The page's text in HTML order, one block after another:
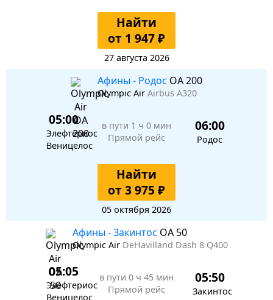
Найти
от 1 947 ₽
27 августа 2026
Афины - Родос OA 200
Olympic Air Airbus A320
05:00
Элефтериос
Веницелос
в пути 1 ч 0 мин
Прямой рейс
06:00
Родос
Найти
от 3 975 ₽
05 октября 2026
Афины - Закинтос OA 50
Olympic Air DeHavilland Dash 8 Q400
05:05
Элефтериос
Веницелос
в пути 0 ч 45 мин
Прямой рейс
05:50
Закинтос